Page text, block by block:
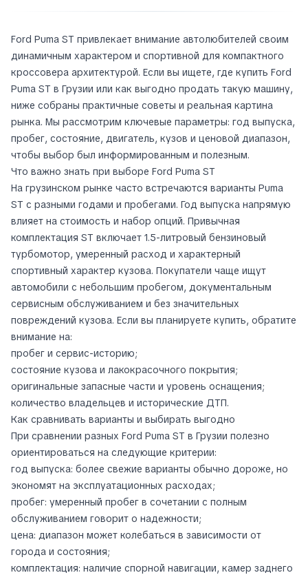
Ford Puma ST привлекает внимание автолюбителей своим
динамичным характером и спортивной для компактного
кроссовера архитектурой. Если вы ищете, где купить Ford
Puma ST в Грузии или как выгодно продать такую машину,
ниже собраны практичные советы и реальная картина
рынка. Мы рассмотрим ключевые параметры: год выпуска,
пробег, состояние, двигатель, кузов и ценовой диапазон,
чтобы выбор был информированным и полезным.
Что важно знать при выборе Ford Puma ST
На грузинском рынке часто встречаются варианты Puma
ST с разными годами и пробегами. Год выпуска напрямую
влияет на стоимость и набор опций. Привычная
комплектация ST включает 1.5-литровый бензиновый
турбомотор, умеренный расход и характерный
спортивный характер кузова. Покупатели чаще ищут
автомобили с небольшим пробегом, документальным
сервисным обслуживанием и без значительных
повреждений кузова. Если вы планируете купить, обратите
внимание на:
пробег и сервис-историю;
состояние кузова и лакокрасочного покрытия;
оригинальные запасные части и уровень оснащения;
количество владельцев и исторические ДТП.
Как сравнивать варианты и выбирать выгодно
При сравнении разных Ford Puma ST в Грузии полезно
ориентироваться на следующие критерии:
год выпуска: более свежие варианты обычно дороже, но
экономят на эксплуатационных расходах;
пробег: умеренный пробег в сочетании с полным
обслуживанием говорит о надежности;
цена: диапазон может колебаться в зависимости от
города и состояния;
комплектация: наличие спорной навигации, камер заднего